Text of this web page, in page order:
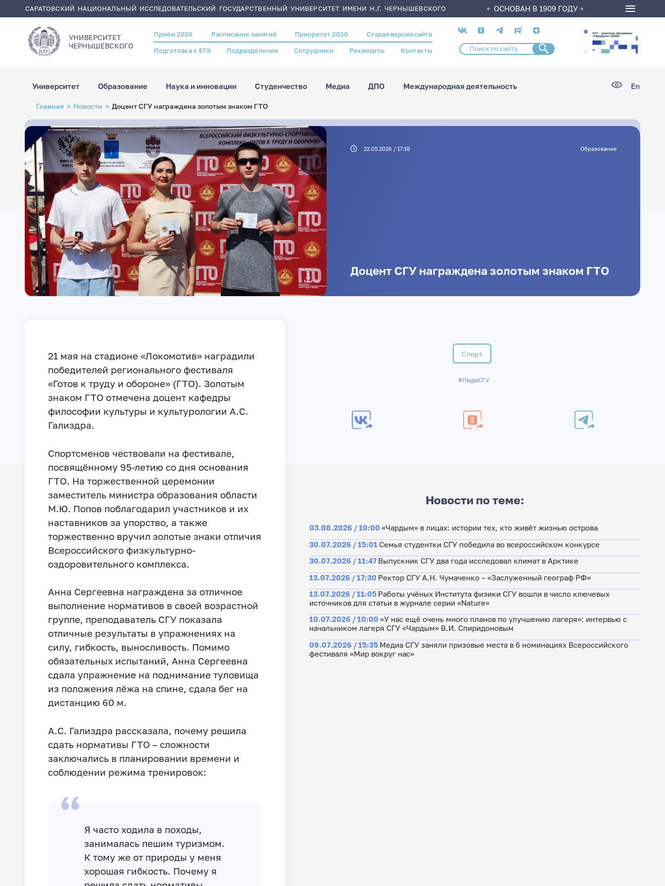
содержанию
САРАТОВСКИЙ НАЦИОНАЛЬНЫЙ ИССЛЕДОВАТЕЛЬСКИЙ ГОСУДАРСТВЕННЫЙ УНИВЕРСИТЕТ ИМЕНИ Н.Г. ЧЕРНЫШЕВСКОГО ОСНОВАН В 1909 ГОДУ
УНИВЕРСИТЕТ
ЧЕРНЫШЕВСКОГO
Header
menu
Приём 2026 Расписание занятий Приоритет 2030 Старая версия сайта
Подготовка к ЕГЭ Подразделения Сотрудники Реквизиты Контакты
Социальные
сети
Университет Образование Наука и инновации Студенчество Медиа ДПО Международная деятельность En
Строка
навигации
Главная Новости Доцент СГУ награждена золотым знаком ГТО
22.05.2026 / 17:18 Образование
Доцент СГУ награждена золотым знаком ГТО
21 мая на стадионе «Локомотив» наградили
победителей регионального фестиваля
«Готов к труду и обороне» (ГТО). Золотым
знаком ГТО отмечена доцент кафедры
философии культуры и культурологии А.С.
Гализдра.
Спортсменов чествовали на фестивале,
посвящённому 95-летию со дня основания
ГТО. На торжественной церемонии
заместитель министра образования области
М.Ю. Попов поблагодарил участников и их
наставников за упорство, а также
торжественно вручил золотые знаки отличия
Всероссийского физкультурно-
оздоровительного комплекса.
Анна Сергеевна награждена за отличное
выполнение нормативов в своей возрастной
группе, преподаватель СГУ показала
отличные результаты в упражнениях на
силу, гибкость, выносливость. Помимо
обязательных испытаний, Анна Сергеевна
сдала упражнение на поднимание туловища
из положения лёжа на спине, сдала бег на
дистанцию 60 м.
А.С. Гализдра рассказала, почему решила
сдать нормативы ГТО – сложности
заключались в планировании времени и
соблюдении режима тренировок:
Я часто ходила в походы,
занималась пешим туризмом.
К тому же от природы у меня
хорошая гибкость. Почему я
Спорт
#ЛюдиСГУ
Новости по теме:
03.08.2026 / 10:00 «Чардым» в лицах: истории тех, кто живёт жизнью острова
30.07.2026 / 15:01 Семья студентки СГУ победила во всероссийском конкурсе
30.07.2026 / 11:47 Выпускник СГУ два года исследовал климат в Арктике
13.07.2026 / 17:30 Ректор СГУ А.Н. Чумаченко – «Заслуженный географ РФ»
13.07.2026 / 11:05 Работы учёных Института физики СГУ вошли в число ключевых
источников для статьи в журнале серии «Nature»
10.07.2026 / 10:00 «У нас ещё очень много планов по улучшению лагеря»: интервью с
начальником лагеря СГУ «Чардым» В.И. Спиридоновым
09.07.2026 / 15:35 Медиа СГУ заняли призовые места в 6 номинациях Всероссийского
фестиваля «Мир вокруг нас»